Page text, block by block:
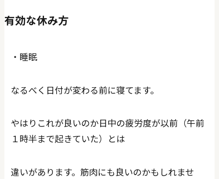
有効な休み方
・睡眠
なるべく日付が変わる前に寝てます。
やはりこれが良いのか日中の疲労度が以前（午前
１時半まで起きていた）とは
違いがあります。筋肉にも良いのかもしれませ